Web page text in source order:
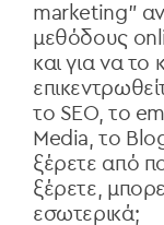
marketing"
μεθόδους
και για να
το SEO, το
Media, το
ξέρετε από
ξέρετε,
εσωτερικά;